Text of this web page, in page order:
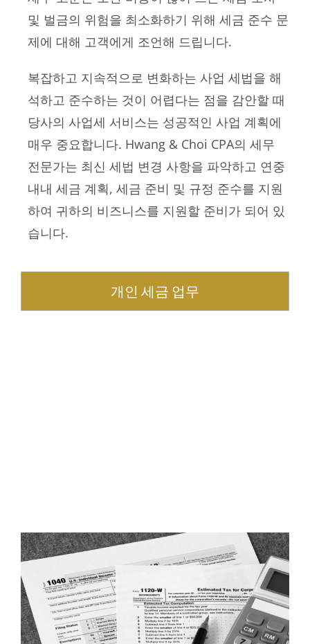
및 벌금의 위험을 최소화하기 위해 세금 준수 문
제에 대해 고객에게 조언해 드립니다.
복잡하고 지속적으로 변화하는 사업 세법을 해
석하고 준수하는 것이 어렵다는 점을 감안할 때
당사의 사업세 서비스는 성공적인 사업 계획에
매우 중요합니다. Hwang & Choi CPA의 세무
전문가는 최신 세법 변경 사항을 파악하고 연중
내내 세금 계획, 세금 준비 및 규정 준수를 지원
하여 귀하의 비즈니스를 지원할 준비가 되어 있
습니다.
개인 세금 업무